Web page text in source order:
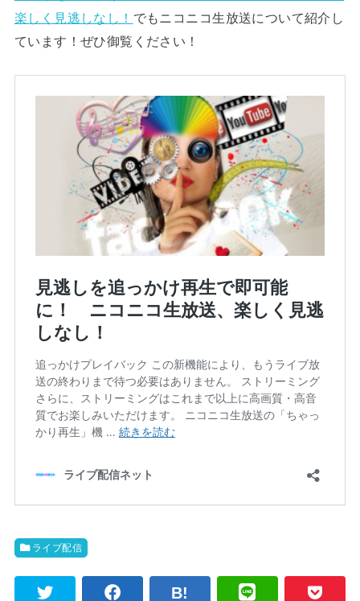
楽しく見逃しなし！ でもニコニコ生放送について紹介し
ています！ぜひ御覧ください！
ライブ配信